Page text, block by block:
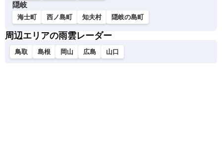
隠岐
海士町 西ノ島町 知夫村 隠岐の島町
周辺エリアの雨雲レーダー
鳥取 島根 岡山 広島 山口